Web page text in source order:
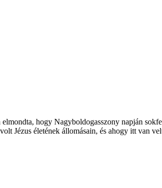
elmondta, hogy Nagyboldogasszony napján
Jézus életének állomásain, és ahogy itt van